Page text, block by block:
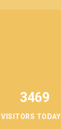
3469
VISITORS TODAY